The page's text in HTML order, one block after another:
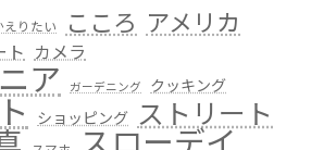
えりたい こころ アメリカ
ト カメラ
ア ガーデニング クッキング
ショッピング ストリート
スローデイ